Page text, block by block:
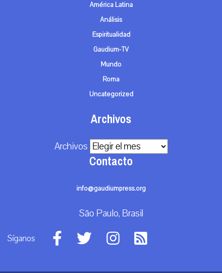
América Latina
Análisis
Espiritualidad
Gaudium-TV
Mundo
Roma
Uncategorized
Archivos
Archivos
Contacto
info@gaudiumpress.org
São Paulo, Brasil
Síganos